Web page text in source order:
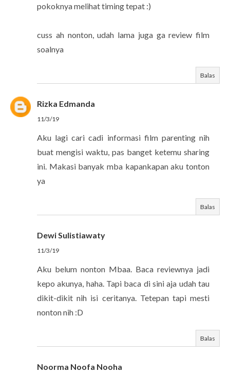
pokoknya melihat timing tepat :)
cuss ah nonton, udah lama juga ga review film
soalnya
Balas
Rizka Edmanda
11/3/19
Aku lagi cari cadi informasi film parenting nih
buat mengisi waktu, pas banget ketemu sharing
ini. Makasi banyak mba kapankapan aku tonton
ya
Balas
Dewi Sulistiawaty
11/3/19
Aku belum nonton Mbaa. Baca reviewnya jadi
kepo akunya, haha. Tapi baca di sini aja udah tau
dikit-dikit nih isi ceritanya. Tetepan tapi mesti
nonton nih :D
Balas
Noorma Noofa Nooha